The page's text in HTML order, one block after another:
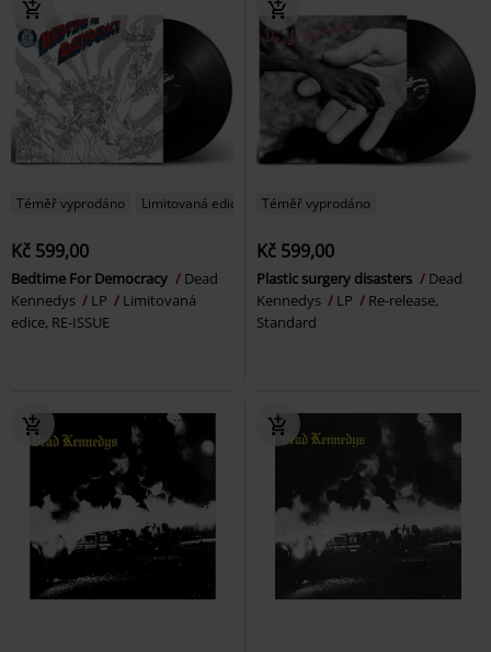
Téměř vyprodáno Limitovaná edice
Kč 599,00
Bedtime For Democracy
Dead
Kennedys
LP
Limitovaná
edice, RE-ISSUE
Téměř vyprodáno
Kč 599,00
Plastic surgery disasters
Dead
Kennedys
LP
Re-release,
Standard